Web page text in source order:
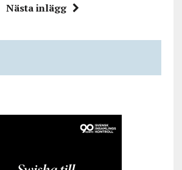
Nästa inlägg